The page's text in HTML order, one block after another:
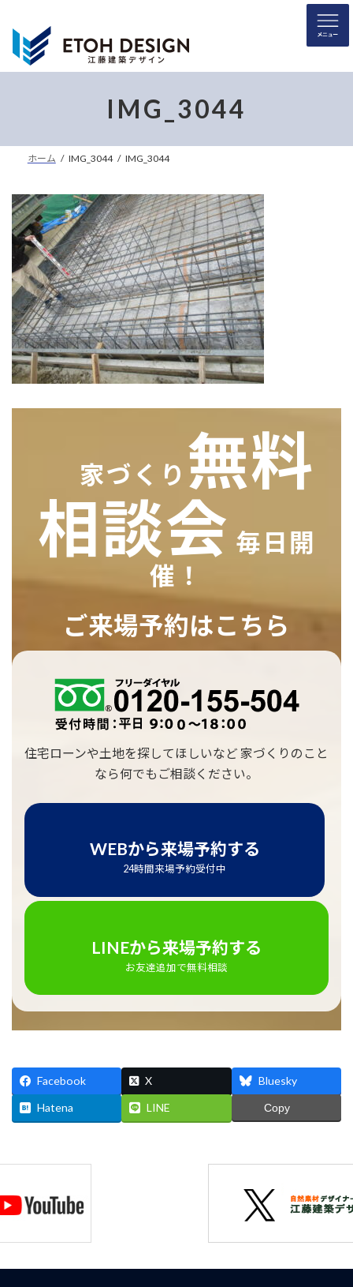
IMG_3044
ホーム IMG_3044 IMG_3044
家づくり 無料
相談会 毎日開
催！
ご来場予約はこちら
住宅ローンや土地を探してほしいなど 家づくりのこと
なら何でもご相談ください。
WEBから来場予約する
24時間来場予約受付中
LINEから来場予約する
お友達追加で無料相談
Facebook X
Bluesky
Hatena
LINE Copy